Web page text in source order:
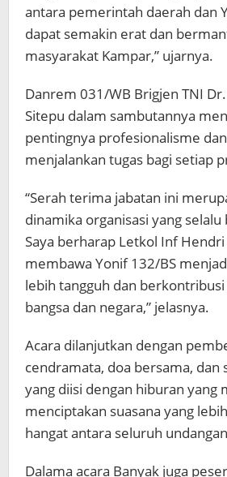
antara pemerintah daerah dan
dapat semakin erat dan
masyarakat Kampar,” ujarnya.
Danrem 031/WB Brigjen TNI
Sitepu dalam sambutannya
pentingnya profesionalisme
menjalankan tugas bagi setiap
“Serah terima jabatan ini
dinamika organisasi yang
Saya berharap Letkol Inf
membawa Yonif 132/BS
lebih tangguh dan
bangsa dan negara,” jelasnya.
Acara dilanjutkan dengan
cendramata, doa bersama, dan
yang diisi dengan hiburan yang
menciptakan suasana yang
hangat antara seluruh
Dalama acara Banyak juga